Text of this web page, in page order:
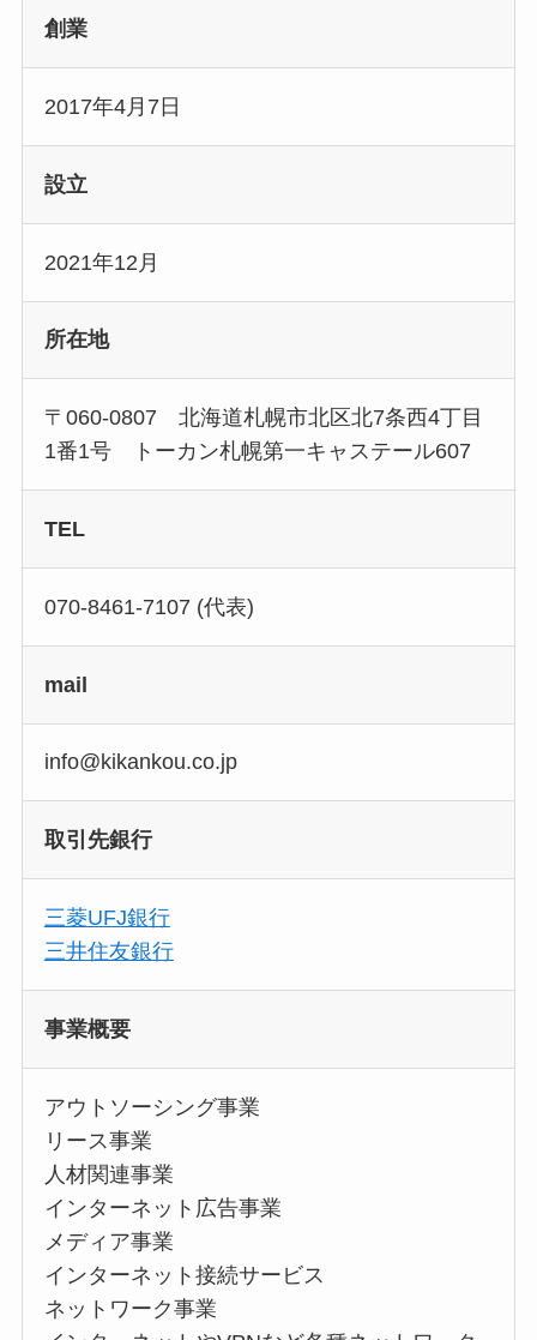
創業
2017年4月7日
設立
2021年12月
所在地
〒060-0807 北海道札幌市北区北7条西4丁目
1番1号 トーカン札幌第一キャステール607
TEL
070-8461-7107 (代表)
mail
info@kikankou.co.jp
取引先銀行
三菱UFJ銀行
三井住友銀行
事業概要
アウトソーシング事業
リース事業
人材関連事業
インターネット広告事業
メディア事業
インターネット接続サービス
ネットワーク事業